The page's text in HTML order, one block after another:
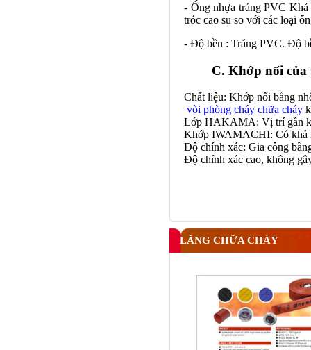
- Ống nhựa tráng PVC
tróc cao su so với các loại
- Độ bền : Tráng PVC. Độ
C. Khớp nối của
Chất liệu: Khớp nối bằng
vòi phòng cháy chữa cháy
Lớp HAKAMA: Vị trí gần
Khớp IWAMACHI: Có khả
Độ chính xác: Gia công
Độ chính xác cao, không
LĂNG CHỮA CHÁY